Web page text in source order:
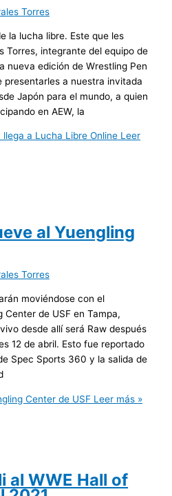
Torres
la lucha libre. Este que les
Torres, integrante del equipo de
nueva edición de Wrestling Pen
presentarles a nuestra invitada
Japón para el mundo, a quien
en AEW, la
a Lucha Libre Online Leer
al Yuengling
Torres
moviéndose con el
Center de USF en Tampa,
desde allí será Raw después
12 de abril. Esto fue reportado
Spec Sports 360 y la salida de
Center de USF Leer más »
al WWE Hall of